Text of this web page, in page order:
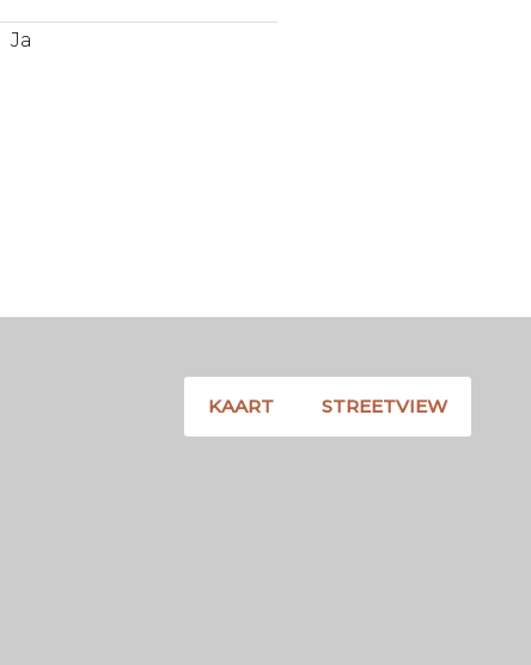
Ja
KAART STREETVIEW